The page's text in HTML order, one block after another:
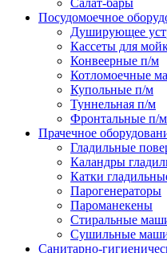
Салат-бары
Посудомоечное
Душирующее
Кассеты для
Конвеерные п/м
Котломоечные
Купольные п/м
Туннельная п/м
Фронтальные п/м
Прачечное
Гладильные
Каландры
Катки
Парогенераторы
Пароманекены
Стиральные
Сушильные
Санитарно-